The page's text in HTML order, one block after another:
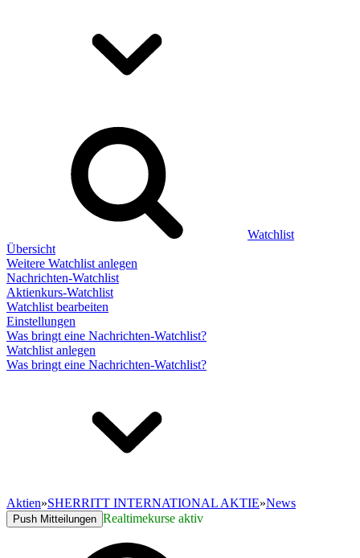
Watchlist
Übersicht
Weitere Watchlist anlegen
Nachrichten-Watchlist
Aktienkurs-Watchlist
Watchlist bearbeiten
Einstellungen
Was bringt eine Nachrichten-Watchlist?
Watchlist anlegen
Was bringt eine Nachrichten-Watchlist?
Aktien»SHERRITT INTERNATIONAL AKTIE»News
Push Mitteilungen Realtimekurse aktiv